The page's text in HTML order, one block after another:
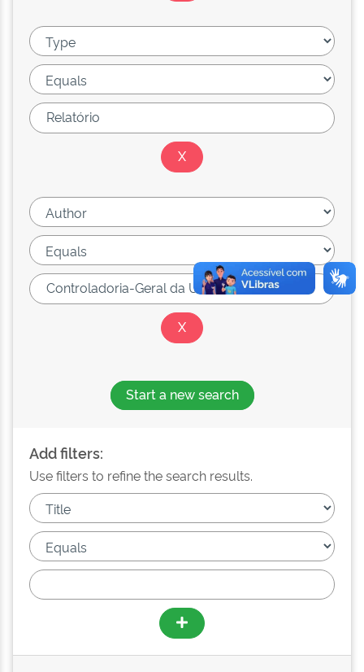
Start a new search
Add filters:
Use filters to refine the search results.